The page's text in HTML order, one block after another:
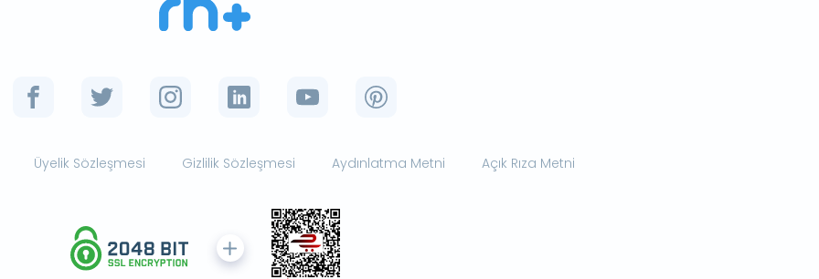
Üyelik Sözleşmesi Gizlilik Sözleşmesi Aydınlatma Metni Açık Rıza Metni